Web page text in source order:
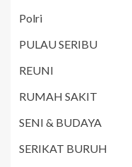
Polri
PULAU SERIBU
REUNI
RUMAH SAKIT
SENI & BUDAYA
SERIKAT BURUH